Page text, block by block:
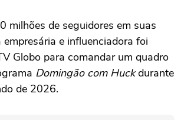
milhões de seguidores em suas
empresária e influenciadora foi
Globo para comandar um quadro
Domingão com Huckdurante
de 2026.